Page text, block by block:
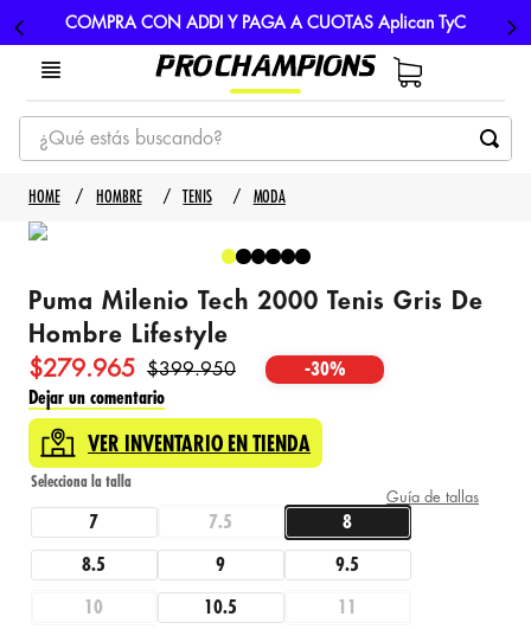
COMPRA CON ADDI Y PAGA A CUOTAS Aplican TyC
¿Qué estás buscando?
TÉRMINOS MÁS BUSCADOS
1
3. nike
4. guayos
5
HOMBRE TENIS MODA
Puma Milenio Tech 2000 Tenis Gris De
Hombre Lifestyle
$279.965 $399.950 -30%
Dejar un comentario
VER INVENTARIO EN TIENDA
Guía de tallas
7 7.5 8
8.5 9 9.5
10 10.5 11